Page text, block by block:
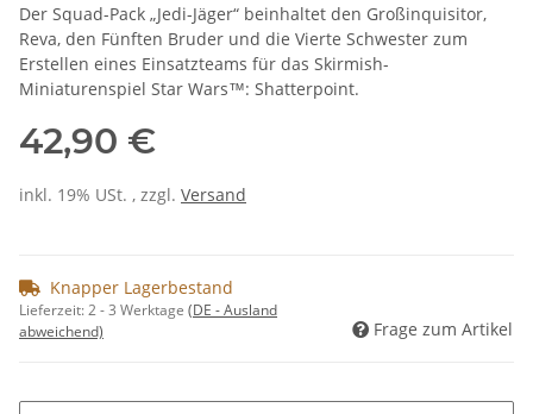
Der Squad-Pack „Jedi-Jäger“ beinhaltet den Großinquisitor,
Reva, den Fünften Bruder und die Vierte Schwester zum
Erstellen eines Einsatzteams für das Skirmish-
Miniaturenspiel Star Wars™: Shatterpoint.
42,90 €
inkl. 19% USt. , zzgl. Versand
Knapper Lagerbestand
Lieferzeit:2 - 3 Werktage (DE - Ausland
abweichend)
Frage zum Artikel